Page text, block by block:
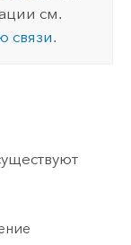
см.
связи.